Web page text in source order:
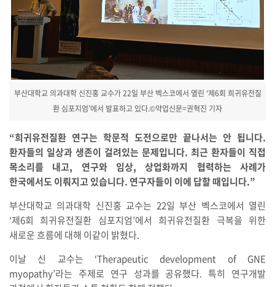
부산대학교 의과대학 신진홍 교수가 22일 부산 벡스코에서 열린 ‘제6회 희귀유전질
환 심포지엄’에서 발표하고 있다.©약업신문=권혁진 기자
“희귀유전질환 연구는 학문적 도전으로만 끝나서는 안 됩니다.
환자들의 일상과 생존이 걸려있는 문제입니다. 최근 환자들이 직접
목소리를 내고, 연구와 임상, 상업화까지 협력하는 사례가
한국에서도 이뤄지고 있습니다. 연구자들이 이에 답할 때입니다.”
부산대학교 의과대학 신진홍 교수는 22일 부산 벡스코에서 열린
‘제6회 희귀유전질환 심포지엄’에서 희귀유전질환 극복을 위한
새로운 흐름에 대해 이같이 밝혔다.
이날 신 교수는 ‘Therapeutic development of GNE
myopathy’라는 주제로 연구 성과를 공유했다. 특히 연구개발